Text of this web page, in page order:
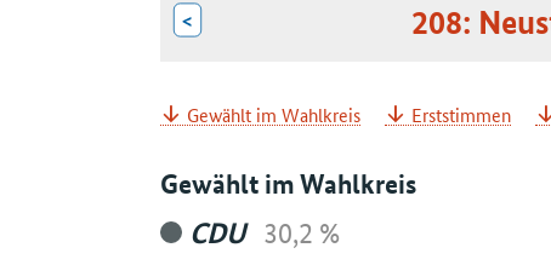
< 208:
Gewählt im Wahlkreis Erststimmen
Gewählt im Wahlkreis
CDU 30,2 %